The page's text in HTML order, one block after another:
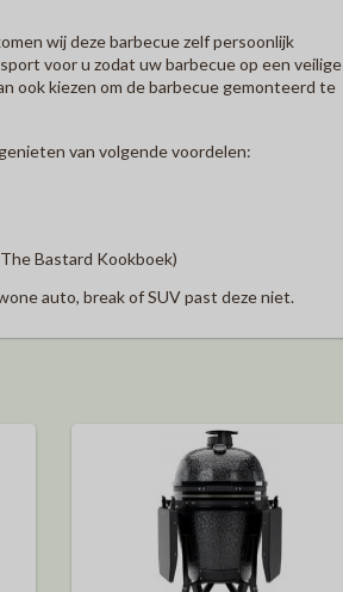
wij deze barbecue zelf persoonlijk
voor u zodat uw barbecue op een veilige
ook kiezen om de barbecue gemonteerd te
van volgende voordelen:
Bastard Kookboek)
auto, break of SUV past deze niet.